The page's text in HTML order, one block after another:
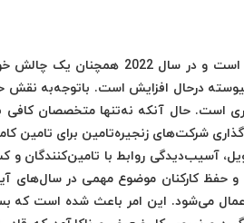
کمبود راننده یک مسئله جدی در مدیریت
به‌طور پیوسته درحال افزایش است.
است. حال آنکه نه‌تنها متخصصان کافی
شرکت‌های زنجیره‌تامین برای تامین
آسیب‌دیدگی روابط با
کارکنان موضوع مهمی در سال‌های
می‌شود. این امر باعث شده است که